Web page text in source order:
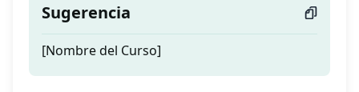
Sugerencia
[Nombre del Curso]